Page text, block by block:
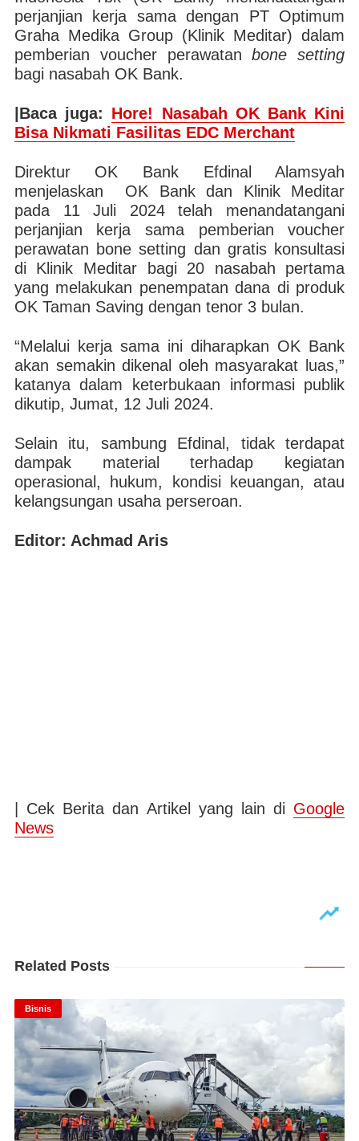
perjanjian kerja sama dengan PT Optimum
Graha Medika Group (Klinik Meditar) dalam
pemberian voucher perawatanbone setting
bagi nasabah OK Bank.
|Baca juga: Hore! Nasabah OK Bank Kini
Bisa Nikmati Fasilitas EDC Merchant
Direktur OK Bank Efdinal Alamsyah
menjelaskan OK Bank dan Klinik Meditar
pada 11 Juli 2024 telah menandatangani
perjanjian kerja sama pemberian voucher
perawatan bone setting dan gratis konsultasi
di Klinik Meditar bagi 20 nasabah pertama
yang melakukan penempatan dana di produk
OK Taman Saving dengan tenor 3 bulan.
“Melalui kerja sama ini diharapkan OK Bank
akan semakin dikenal oleh masyarakat luas,”
katanya dalam keterbukaan informasi publik
dikutip, Jumat, 12 Juli 2024.
Selain itu, sambung Efdinal, tidak terdapat
dampak material terhadap kegiatan
operasional, hukum, kondisi keuangan, atau
kelangsungan usaha perseroan.
Editor: Achmad Aris
| Cek Berita dan Artikel yang lain di Google
News
Related Posts
Bisnis